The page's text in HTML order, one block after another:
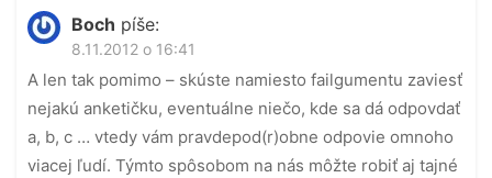
Boch píše:
8.11.2012 o 16:41
A len tak pomimo – skúste namiesto failgumentu zaviesť
nejakú anketičku, eventuálne niečo, kde sa dá odpovdať
a, b, c … vtedy vám pravdepod(r)obne odpovie omnoho
viacej ľudí. Týmto spôsobom na nás môžte robiť aj tajné